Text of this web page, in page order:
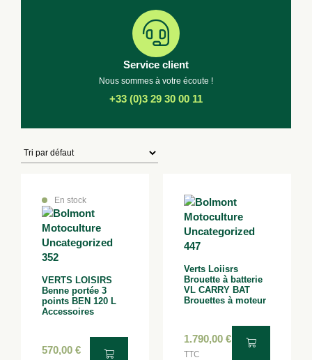
Service client
Nous sommes à votre écoute !
+33 (0)3 29 30 00 11
En stock
VERTS LOISIRS
Benne portée 3
points BEN 120 L
Accessoires
570,00 €
Verts Loiisrs
Brouette à batterie
VL CARRY BAT
Brouettes à moteur
1.790,00 €
TTC